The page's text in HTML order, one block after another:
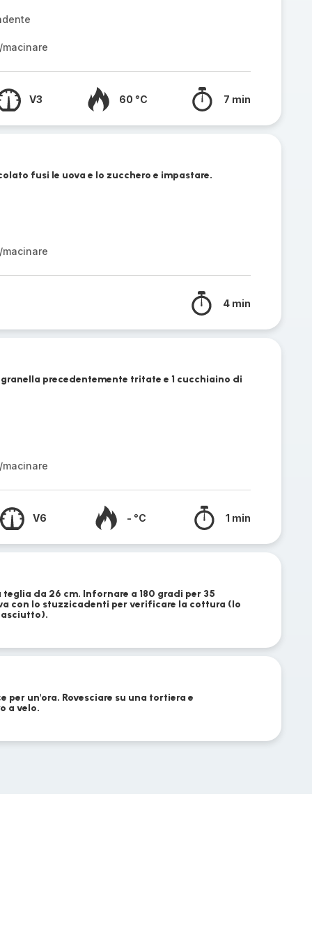
V3 60 °C 7 min
fusi le uova e lo zucchero e impastare.
4 min
precedentemente tritate e 1 cucchiaino di
V6 - °C 1 min
da 26 cm. Infornare a 180 gradi per 35
con lo stuzzicadenti per verificare la cottura (lo
asciutto).
un'ora. Rovesciare su una tortiera e
a velo.